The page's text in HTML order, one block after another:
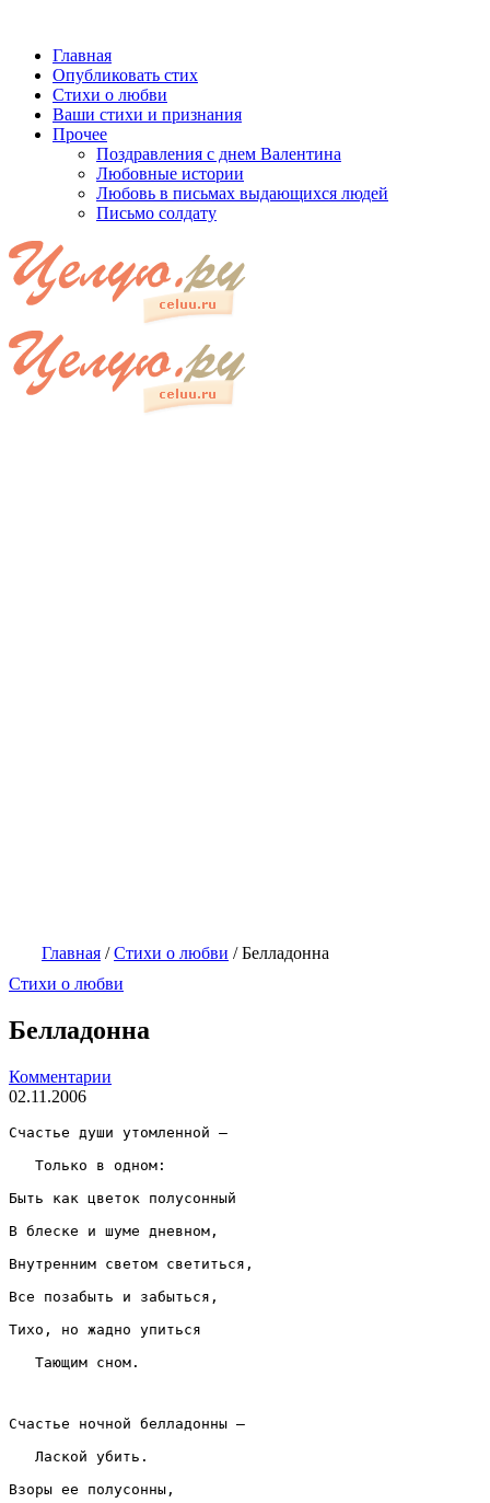
Главная
Опубликовать стих
Стихи о любви
Ваши стихи и признания
Прочее
Поздравления с днем Валентина
Любовные истории
Любовь в письмах выдающихся людей
Письмо солдату
Главная /Стихи о любви /Белладонна
Стихи о любви
Белладонна
Комментарии
02.11.2006
Счастье души утомленной —
   Только в одном:
Быть как цветок полусонный
В блеске и шуме дневном,
Внутренним светом светиться,
Все позабыть и забыться,
Тихо, но жадно упиться
   Тающим сном.
Счастье ночной белладонны —
   Лаской убить.
Взоры ее полусонны,